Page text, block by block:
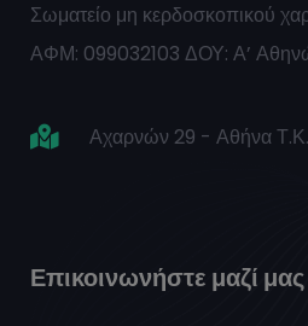
Σωματείο μη κερδοσκοπικού
ΑΦΜ: 099032103 ΔΟΥ: Α’
Αχαρνών 29 - Αθήνα
Επικοινωνήστε μαζί μας